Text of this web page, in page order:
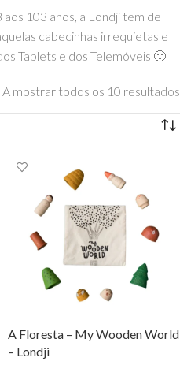
103 anos, a Londji tem de
cabecinhas irrequietas e
Tablets e dos Telemóveis 🙂
A mostrar todos os 10 resultados
A Floresta – My Wooden World
– Londji